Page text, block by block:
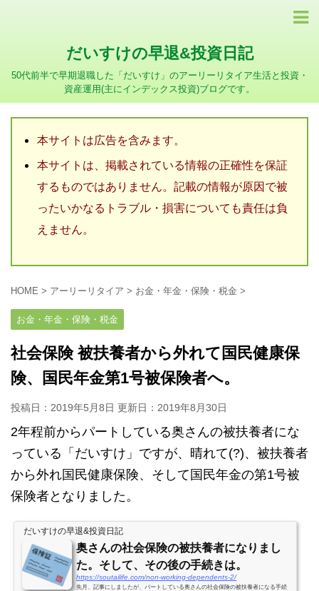
だいすけの早退&投資日記
50代前半で早期退職した「だいすけ」のアーリーリタイア生活と投資・
資産運用(主にインデックス投資)ブログです。
本サイトは広告を含みます。
本サイトは、掲載されている情報の正確性を保証
するものではありません。記載の情報が原因で被
ったいかなるトラブル・損害についても責任は負
えません。
HOME > アーリーリタイア > お金・年金・保険・税金 >
お金・年金・保険・税金
社会保険 被扶養者から外れて国民健康保
険、国民年金第1号被保険者へ。
投稿日：2019年5月8日 更新日： 2019年8月30日
2年程前からパートしている奥さんの被扶養者にな
っている「だいすけ」ですが、晴れて(?)、被扶養者
から外れ国民健康保険、そして国民年金の第1号被
保険者となりました。
だいすけの早退&投資日記
奥さんの社会保険の被扶養者になりまし
た。そして、その後の手続きは。
https://soutailife.com/non-working-dependents-2/
先月、記事にしましたが、パートしている奥さんの社会保険の被扶養者になる手続